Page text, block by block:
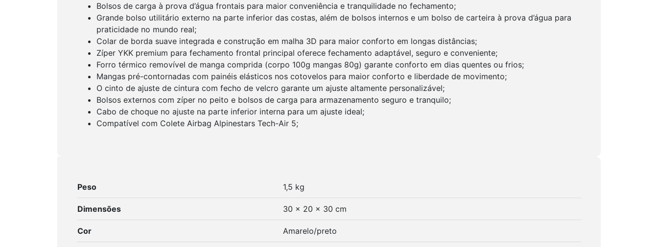
Bolsos de carga à prova d’água frontais para maior conveniência e tranquilidade no fechamento;
Grande bolso utilitário externo na parte inferior das costas, além de bolsos internos e um bolso de carteira à prova d’água para
praticidade no mundo real;
Colar de borda suave integrada e construção em malha 3D para maior conforto em longas distâncias;
Zíper YKK premium para fechamento frontal principal oferece fechamento adaptável, seguro e conveniente;
Forro térmico removível de manga comprida (corpo 100g mangas 80g) garante conforto em dias quentes ou frios;
Mangas pré-contornadas com painéis elásticos nos cotovelos para maior conforto e liberdade de movimento;
O cinto de ajuste de cintura com fecho de velcro garante um ajuste altamente personalizável;
Bolsos externos com zíper no peito e bolsos de carga para armazenamento seguro e tranquilo;
Cabo de choque no ajuste na parte inferior interna para um ajuste ideal;
Compatível com Colete Airbag Alpinestars Tech-Air 5;
Peso 1,5 kg
Dimensões 30 × 20 × 30 cm
Cor Amarelo/preto